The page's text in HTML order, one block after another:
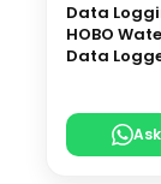
Data
HOBO
Data